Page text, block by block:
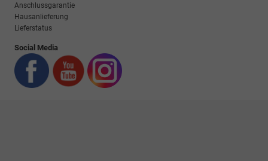
Anschlussgarantie
Hausanlieferung
Lieferstatus
Social Media